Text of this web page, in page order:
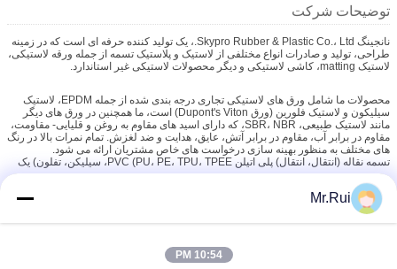
توضیحات شرکت
نانجینگ Skypro Rubber & Plastic Co.، Ltd.، یک تولید کننده حرفه ای است که در زمینه
طراحی، تولید و صادرات انواع مختلفی از لاستیک و پلاستیک تسمه از جمله ورقه لاستیکی،
لاستیک matting، کاشی لاستیکی و دیگر محصولات لاستیکی غیر استاندارد.
محصولات ما شامل ورق های لاستیکی تجاری درجه بندی شده از جمله EPDM، لاستیک
سیلیکون و لاستیک فلورین (ورق Dupont's Viton) است، ما همچنین در ورق های دیگر
مانند لاستیک طبیعی، SBR، NBR، که دارای اسید های مقاوم به روغن و قلیایی- مقاومت،
مقاوم در برابر آب، مقاوم در برابر آتش، عایق، هدایت و ضد لغزش. تمام نمرات بالا در رنگ
های مختلف به منظور بهینه سازی درخواست های خاص مشتریان ارائه می شود.
تسمه نقاله (انتقال، انتقال) پلی اتیلن PVC (PU، PE، TPU، TPEE، سیلیکن، تفلون) یک
خط تولید جدید است که ما دو سال قبل راه اندازی کردیم که عمدتا برای خطوط لوله
قادر به بررسی، طراحی، نصب و نگهداری نوار نقاله سفارشی و انتقال کمربندهای
مخصوص برنامه های کاربردی ویژه هستیم.
کارکنان و مهندسین پیشرفته ما به طور مداوم مشتریان ما قیمت رقابتی، کیفیت برتر و
کشور شامل جنوب شرق آسیا، آمریکای شمالی، اروپا و سایر مناطق در سراسر جهان
ما در حال توسعه فن آوری های پیشرفته برای رفع نیازهای به تدریج جدید از صنایع مهندسی
Mr.Rui
10:54 PM